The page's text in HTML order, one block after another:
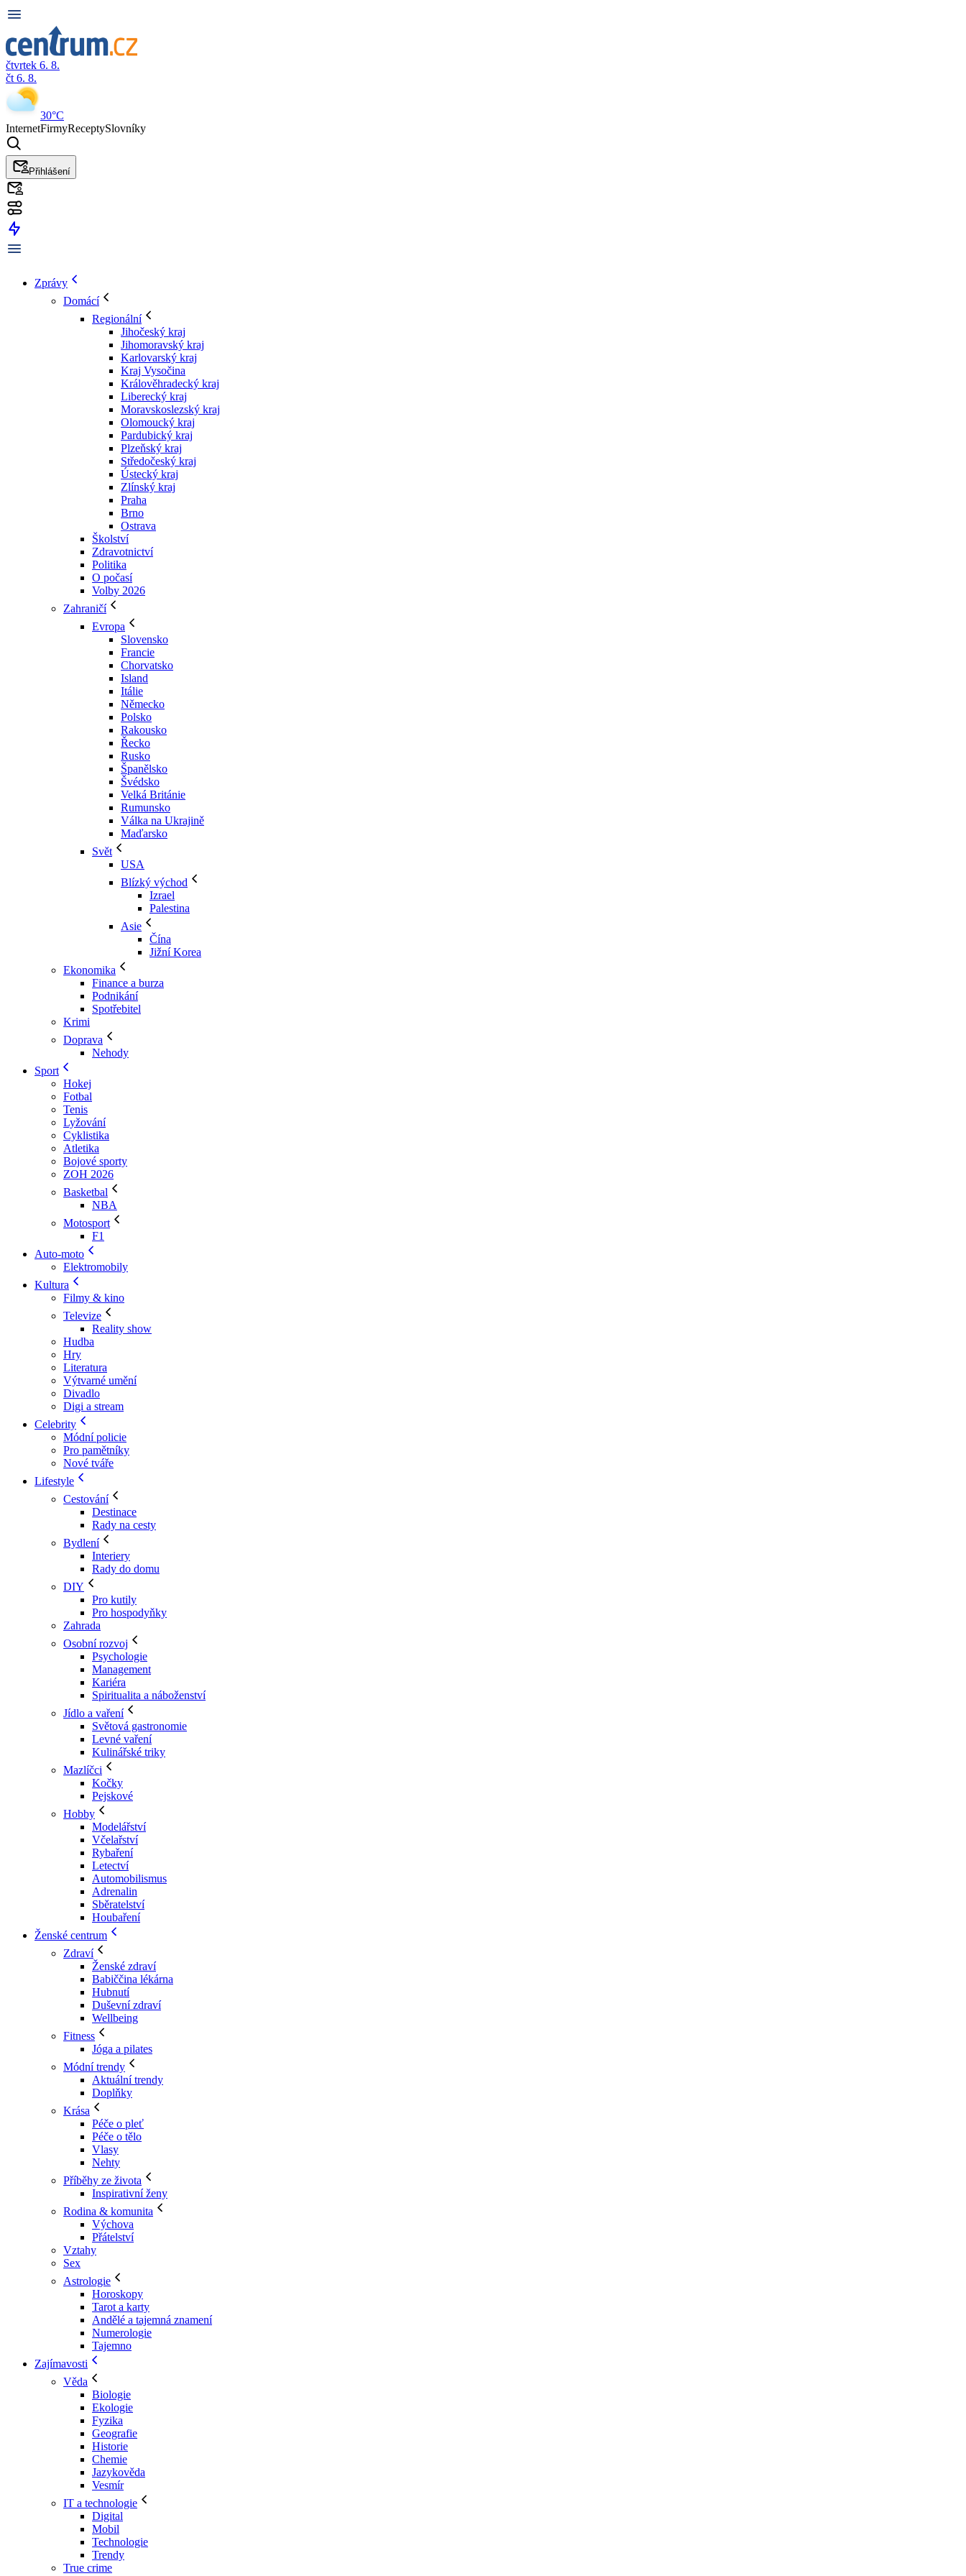
čtvrtek 6. 8.
čt 6. 8.
30°C
InternetFirmyReceptySlovníky
Přihlášení
Zprávy
Domácí
Regionální
Jihočeský kraj
Jihomoravský kraj
Karlovarský kraj
Kraj Vysočina
Králověhradecký kraj
Liberecký kraj
Moravskoslezský kraj
Olomoucký kraj
Pardubický kraj
Plzeňský kraj
Středočeský kraj
Ústecký kraj
Zlínský kraj
Praha
Brno
Ostrava
Školství
Zdravotnictví
Politika
O počasí
Volby 2026
Zahraničí
Evropa
Slovensko
Francie
Chorvatsko
Island
Itálie
Německo
Polsko
Rakousko
Řecko
Rusko
Španělsko
Švédsko
Velká Británie
Rumunsko
Válka na Ukrajině
Maďarsko
Svět
USA
Blízký východ
Izrael
Palestina
Asie
Čína
Jižní Korea
Ekonomika
Finance a burza
Podnikání
Spotřebitel
Krimi
Doprava
Nehody
Sport
Hokej
Fotbal
Tenis
Lyžování
Cyklistika
Atletika
Bojové sporty
ZOH 2026
Basketbal
NBA
Motosport
F1
Auto-moto
Elektromobily
Kultura
Filmy & kino
Televize
Reality show
Hudba
Hry
Literatura
Výtvarné umění
Divadlo
Digi a stream
Celebrity
Módní policie
Pro pamětníky
Nové tváře
Lifestyle
Cestování
Destinace
Rady na cesty
Bydlení
Interiery
Rady do domu
DIY
Pro kutily
Pro hospodyňky
Zahrada
Osobní rozvoj
Psychologie
Management
Kariéra
Spiritualita a náboženství
Jídlo a vaření
Světová gastronomie
Levné vaření
Kulinářské triky
Mazlíčci
Kočky
Pejskové
Hobby
Modelářství
Včelařství
Rybaření
Letectví
Automobilismus
Adrenalin
Sběratelství
Houbaření
Ženské centrum
Zdraví
Ženské zdraví
Babiččina lékárna
Hubnutí
Duševní zdraví
Wellbeing
Fitness
Jóga a pilates
Módní trendy
Aktuální trendy
Doplňky
Krása
Péče o pleť
Péče o tělo
Vlasy
Nehty
Příběhy ze života
Inspirativní ženy
Rodina & komunita
Výchova
Přátelství
Vztahy
Sex
Astrologie
Horoskopy
Tarot a karty
Andělé a tajemná znamení
Numerologie
Tajemno
Zajímavosti
Věda
Biologie
Ekologie
Fyzika
Geografie
Historie
Chemie
Jazykověda
Vesmír
IT a technologie
Digital
Mobil
Technologie
Trendy
True crime